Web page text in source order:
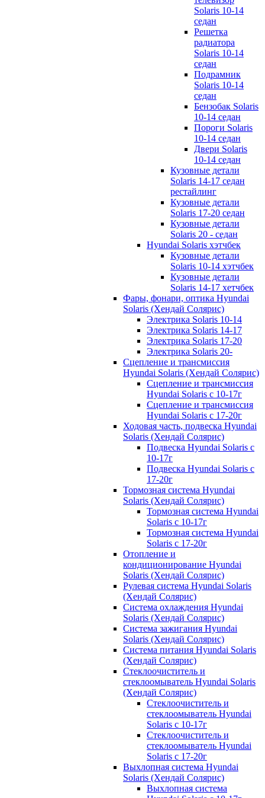
Solaris 10-14
седан
Решетка
радиатора
Solaris 10-14
седан
Подрамник
Solaris 10-14
седан
Бензобак Solaris
10-14 седан
Пороги Solaris
10-14 седан
Двери Solaris
10-14 седан
Кузовные детали
Solaris 14-17 седан
рестайлинг
Кузовные детали
Solaris 17-20 седан
Кузовные детали
Solaris 20 - седан
Hyundai Solaris хэтчбек
Кузовные детали
Solaris 10-14 хэтчбек
Кузовные детали
Solaris 14-17 хетчбек
Фары, фонари, оптика Hyundai
Solaris (Хендай Солярис)
Электрика Solaris 10-14
Электрика Solaris 14-17
Электрика Solaris 17-20
Электрика Solaris 20-
Сцепление и трансмиссия
Hyundai Solaris (Хендай Солярис)
Сцепление и трансмиссия
Hyundai Solaris с 10-17г
Сцепление и трансмиссия
Hyundai Solaris с 17-20г
Ходовая часть, подвеска Hyundai
Solaris (Хендай Солярис)
Подвеска Hyundai Solaris с
10-17г
Подвеска Hyundai Solaris с
17-20г
Тормозная система Hyundai
Solaris (Хендай Солярис)
Тормозная система Hyundai
Solaris с 10-17г
Тормозная система Hyundai
Solaris с 17-20г
Отопление и
кондиционирование Hyundai
Solaris (Хендай Солярис)
Рулевая система Hyundai Solaris
(Хендай Солярис)
Система охлаждения Hyundai
Solaris (Хендай Солярис)
Система зажигания Hyundai
Solaris (Хендай Солярис)
Система питания Hyundai Solaris
(Хендай Солярис)
Стеклоочиститель и
стеклоомыватель Hyundai Solaris
(Хендай Солярис)
Стеклоочиститель и
стеклоомыватель Hyundai
Solaris с 10-17г
Стеклоочиститель и
стеклоомыватель Hyundai
Solaris с 17-20г
Выхлопная система Hyundai
Solaris (Хендай Солярис)
Выхлопная система